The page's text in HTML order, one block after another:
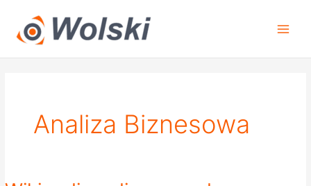
treści
Analiza Biznesowa